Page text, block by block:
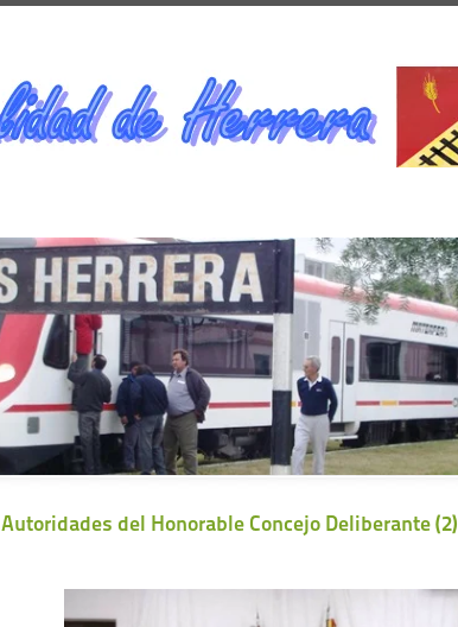
Autoridades del Honorable Concejo Deliberante (2)